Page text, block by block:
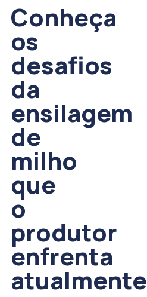
Conheça
os
desafios
da
ensilagem
de
milho
que
o
produtor
enfrenta
atualmente